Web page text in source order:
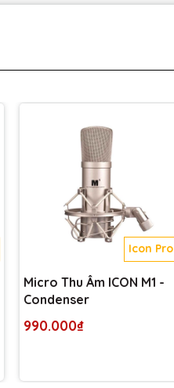
Icon Pro
Micro Thu Âm ICON M1 -
Condenser
990.000₫